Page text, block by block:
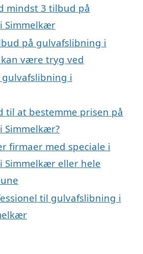
mindst 3 tilbud på
Simmelkær
på gulvafslibning i
være tryg ved
i
til at bestemme prisen på
Simmelkær?
firmaer med speciale i
Simmelkær eller hele
til gulvafslibning i